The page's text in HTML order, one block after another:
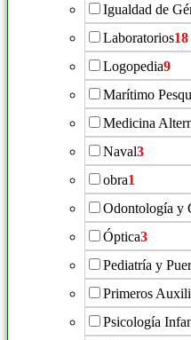
Igualdad de
Laboratorios18
Logopedia9
Marítimo
Medicina
Naval3
obra1
Odontología y
Óptica3
Pediatría y
Primeros
Psicología